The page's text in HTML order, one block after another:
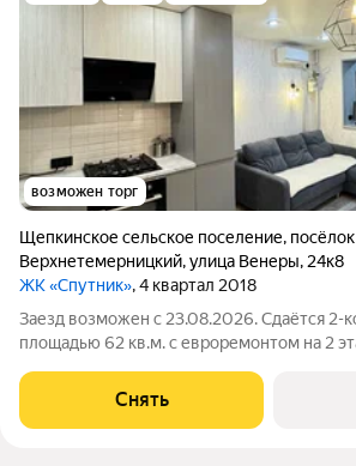
возможен торг
Щепкинское сельское поселение, посёлок
Верхнетемерницкий,улица Венеры, 24к8
ЖК «Спутник», 4 квартал 2018
Заезд возможен с 23.08.2026. Сдаётся 2-
площадью 62 кв.м. с евроремонтом на 2
Духовой шкаф Стиральная машина Холодильник Кондиционер
Бойлер
Снять